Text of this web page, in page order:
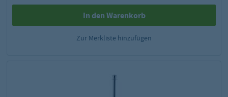
In den Warenkorb
Zur Merkliste hinzufügen